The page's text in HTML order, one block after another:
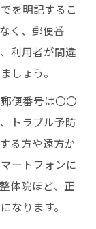
を明記するこ
く、郵便番
利用者が間違
しょう。
便番号は〇〇
トラブル予防
る方や遠方か
ートフォンに
体院ほど、正
なります。